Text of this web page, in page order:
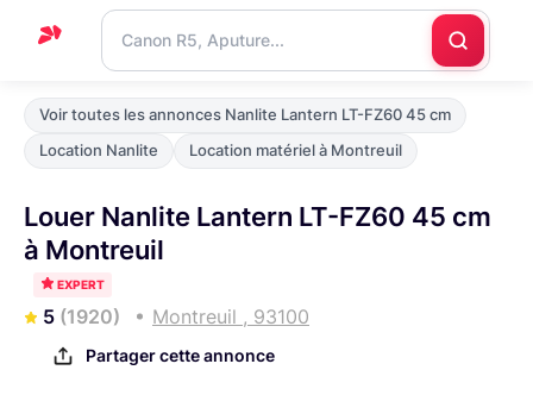
Accueil
Support
Nous
contacter
Voir toutes les annonces Nanlite Lantern LT-FZ60 45 cm
Location Nanlite
Location matériel à Montreuil
Louer Nanlite Lantern LT-FZ60 45 cm
à Montreuil
EXPERT
5 (1920) Montreuil , 93100
Partager cette annonce